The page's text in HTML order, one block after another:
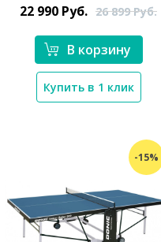
22 990 Руб. 26 899Руб.
В корзину
Купить в 1 клик
-15%